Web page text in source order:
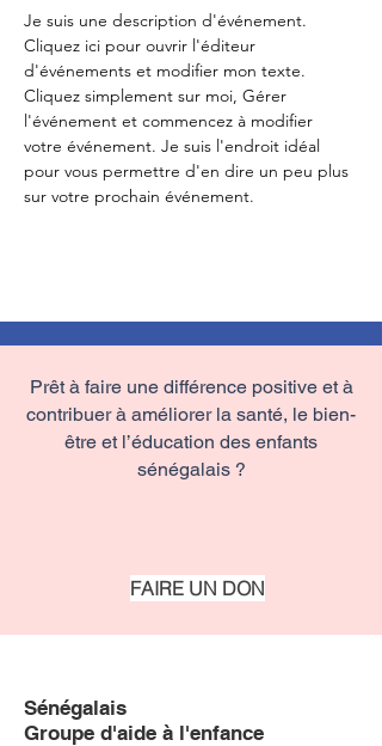
Je suis une description d'événement.
Cliquez ici pour ouvrir l'éditeur
d'événements et modifier mon texte.
Cliquez simplement sur moi, Gérer
l'événement et commencez à modifier
votre événement. Je suis l'endroit idéal
pour vous permettre d'en dire un peu plus
sur votre prochain événement.
Prêt à faire une différence positive et à
contribuer à améliorer la santé, le bien-
être et l’éducation des enfants
sénégalais ?
FAIRE UN DON
Sénégalais
Groupe d'aide à l'enfance